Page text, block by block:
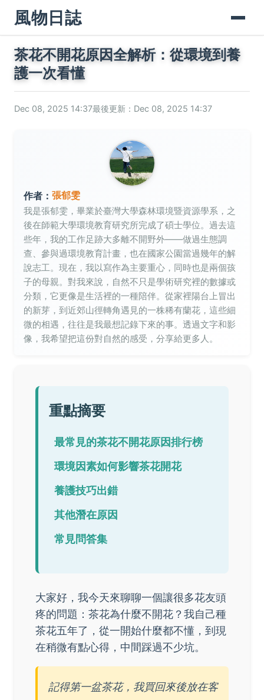
風物日誌
茶花不開花原因全解析：從環境到養
護一次看懂
Dec 08, 2025 14:37最後更新：Dec 08, 2025 14:37
作者： 張郁雯
我是張郁雯，畢業於臺灣大學森林環境暨資源學系，之
後在師範大學環境教育研究所完成了碩士學位。過去這
些年，我的工作足跡大多離不開野外——做過生態調
查、參與過環境教育計畫，也在國家公園當過幾年的解
說志工。現在，我以寫作為主要重心，同時也是兩個孩
子的母親。對我來說，自然不只是學術研究裡的數據或
分類，它更像是生活裡的一種陪伴。從家裡陽台上冒出
的新芽，到近郊山徑轉角遇見的一株稀有蘭花，這些細
微的相遇，往往是我最想記錄下來的事。透過文字和影
像，我希望把這份對自然的感受，分享給更多人。
重點摘要
最常見的茶花不開花原因排行榜
環境因素如何影響茶花開花
養護技巧出錯
其他潛在原因
常見問答集
大家好，我今天來聊聊一個讓很多花友頭
疼的問題：茶花為什麼不開花？我自己種
茶花五年了，從一開始什麼都不懂，到現
在稍微有點心得，中間踩過不少坑。
記得第一盆茶花，我買回來後放在客